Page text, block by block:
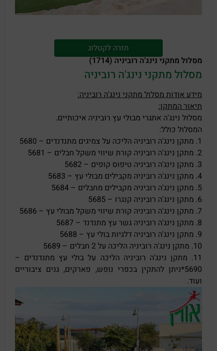
חזרה לקטלוג
מסלול מתקני נינג'ה רוביניה (1714)
מסלול מתקני נינג'ה רוביניה
מידע אודות מסלול מתקני נינג'ה רוביניה:
תיאור המתקן:
מסלול נינג'ה אתגרי מבולי עץ רוביניה איכותיים.
המסלול כולל:
1. מתקן נינג'ה רוביניה הליכה על צמיגים מתנדנדים – 5680
2. מתקן נינג'ה רוביניה קורת שיווי משקל חבלים – 5681
3. מתקן נינג'ה רוביניה טיפוס קופים – 5682
4. מתקן נינג'ה רוביניה מקבילים מבולי עץ – 5683
5. מתקן נינג'ה רוביניה מקבילים מחבלים – 5684
6. מתקן נינג'ה רוביניה קנגרו – 5685
7. מתקן נינג'ה רוביניה קורת שיווי משקל מבולי עץ – 5686
8. מתקן נינג'ה רוביניה גשר עץ מתנדנד – 5687
9. מתקן נינג'ה רוביניה דלגיות בולי עץ – 5688
10. מתקן נינג'ה רוביניה הליכה על 2 חבלים – 5689
11. מתקן נינג'ה רוביניה הליכה על בולי עץ מתנדנדים –
5690*ניתן להתקין בכפרי נופש, פארקים, גנים ציבוריים
ועוד.